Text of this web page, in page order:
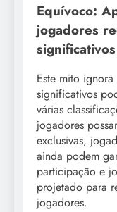
Equívoco:
jogadores
significativos
Este mito
significativos
várias
jogadores
exclusivas,
ainda podem
participação e
projetado para
jogadores.